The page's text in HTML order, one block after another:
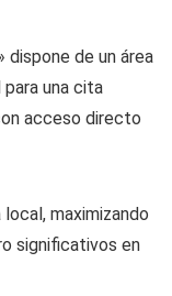
dispone de un área
una cita
acceso directo
maximizando
significativos en